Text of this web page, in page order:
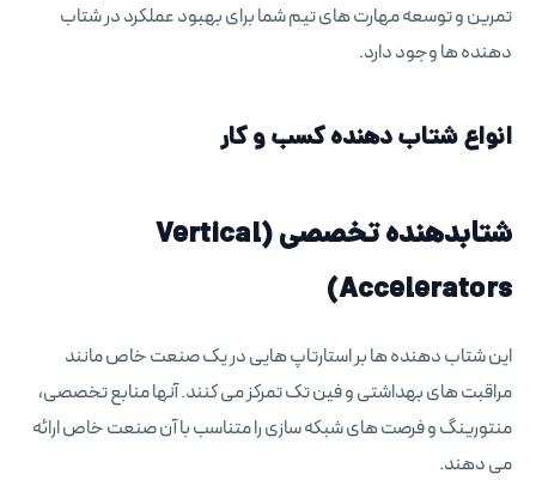
تمرین و توسعه مهارت های تیم شما برای بهبود عملکرد در شتاب
دهنده ها وجود دارد.
انواع شتاب دهنده کسب و کار
شتابدهنده تخصصی (Vertical
Accelerators)
این شتاب دهنده ها بر استارتاپ هایی در یک صنعت خاص مانند
مراقبت های بهداشتی و فین تک تمرکز می کنند. آنها منابع تخصصی،
منتورینگ و فرصت های شبکه سازی را متناسب با آن صنعت خاص ارائه
می دهند.